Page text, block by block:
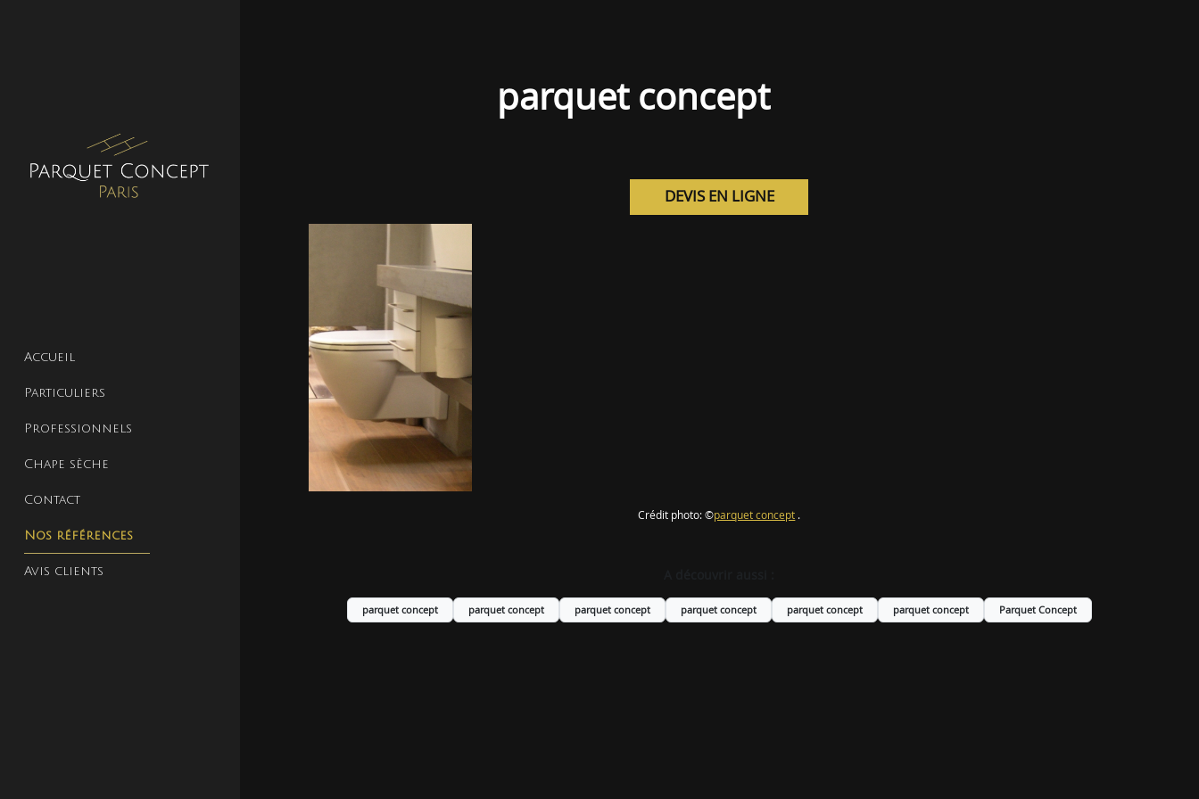
Accueil
Particuliers
Professionnels
Chape sèche
Contact
Nos références
Avis clients
parquet concept
DEVIS EN LIGNE
Crédit photo: ©parquet concept .
parquet concept parquet concept parquet concept parquet concept parquet concept parquet concept Parquet Concept